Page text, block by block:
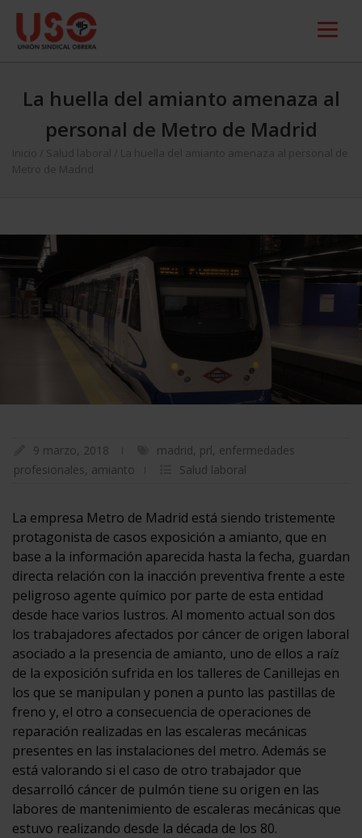
La huella del amianto amenaza al
personal de Metro de Madrid
Inicio Salud laboral
La huella del amianto amenaza al personal de
Metro de Madrid
9 marzo, 2018 madrid, prl, enfermedades
profesionales, amianto Salud laboral
La empresa Metro de Madrid está siendo tristemente
protagonista de casos exposición a amianto, que en
base a la información aparecida hasta la fecha, guardan
directa relación con la inacción preventiva frente a este
peligroso agente químico por parte de esta entidad
desde hace varios lustros. Al momento actual son dos
los trabajadores afectados por cáncer de origen laboral
asociado a la presencia de amianto, uno de ellos a raíz
de la exposición sufrida en los talleres de Canillejas en
los que se manipulan y ponen a punto las pastillas de
freno y, el otro a consecuencia de operaciones de
reparación realizadas en las escaleras mecánicas
presentes en las instalaciones del metro. Además se
está valorando si el caso de otro trabajador que
desarrolló cáncer de pulmón tiene su origen en las
labores de mantenimiento de escaleras mecánicas que
estuvo realizando desde la década de los 80.